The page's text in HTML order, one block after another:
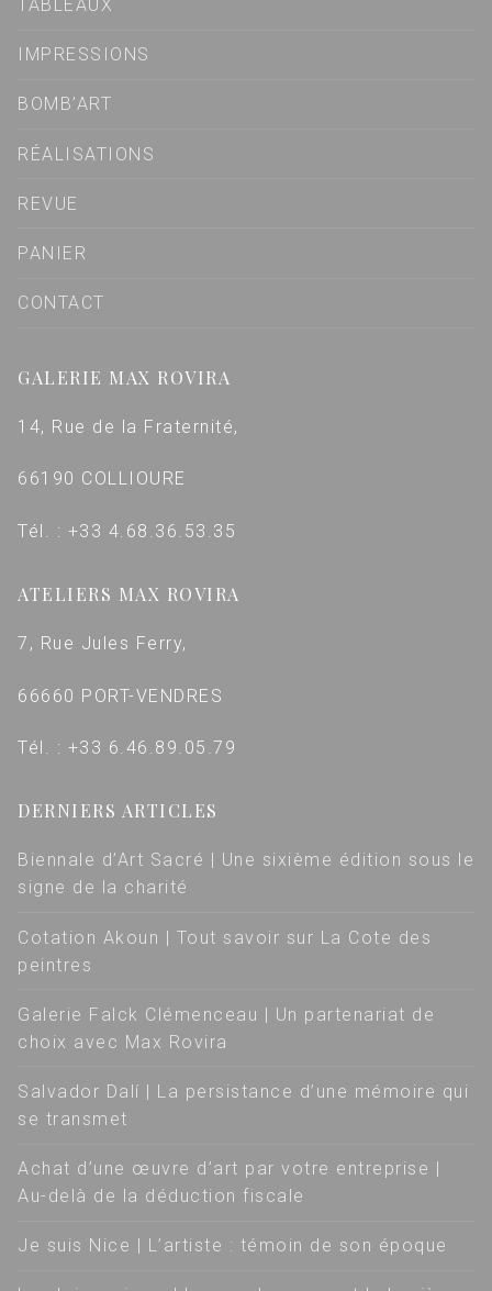
TABLEAUX
IMPRESSIONS
BOMB’ART
RÉALISATIONS
REVUE
PANIER
CONTACT
GALERIE MAX ROVIRA
14, Rue de la Fraternité,
66190 COLLIOURE
Tél. : +33 4.68.36.53.35
ATELIERS MAX ROVIRA
7, Rue Jules Ferry,
66660 PORT-VENDRES
Tél. : +33 6.46.89.05.79
DERNIERS ARTICLES
Biennale d’Art Sacré | Une sixième édition sous le
signe de la charité
Cotation Akoun | Tout savoir sur La Cote des
peintres
Galerie Falck Clémenceau | Un partenariat de
choix avec Max Rovira
Salvador Dalí | La persistance d’une mémoire qui
se transmet
Achat d’une œuvre d’art par votre entreprise |
Au-delà de la déduction fiscale
Je suis Nice | L’artiste : témoin de son époque